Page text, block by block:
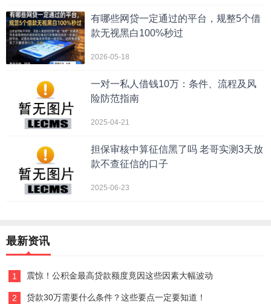
有哪些网贷一定通过的平台，规整5个借
款无视黑白100%秒过
2026-05-18
一对一私人借钱10万：条件、流程及风
险防范指南
2025-04-21
担保审核中算征信黑了吗 老哥实测3天放
款不查征信的口子
2025-06-23
最新资讯
1 震惊！公积金最高贷款额度竟因这些因素大幅波动
2 贷款30万需要什么条件？这些要点一定要知道！